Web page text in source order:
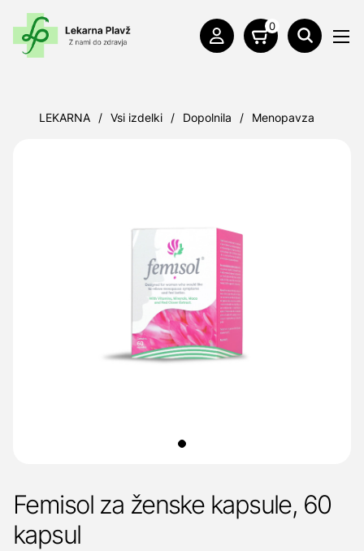
0
LEKARNA / Vsi izdelki / Dopolnila / Menopavza
Femisol za ženske kapsule, 60
kapsul